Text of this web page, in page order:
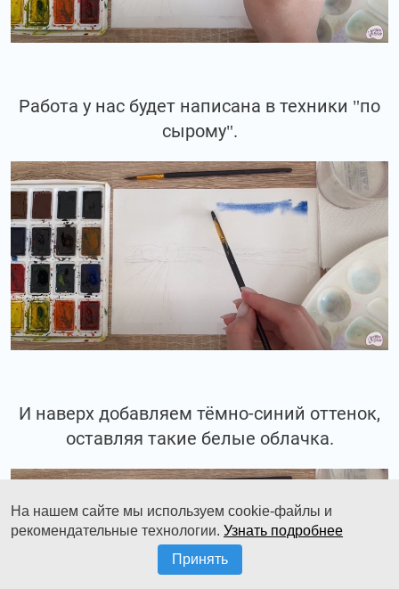
Работа у нас будет написана в техники "по
сырому".
И наверх добавляем тёмно-синий оттенок,
оставляя такие белые облачка.
На нашем сайте мы используем cookie-файлы и
рекомендательные технологии. Узнать подробнее
Принять